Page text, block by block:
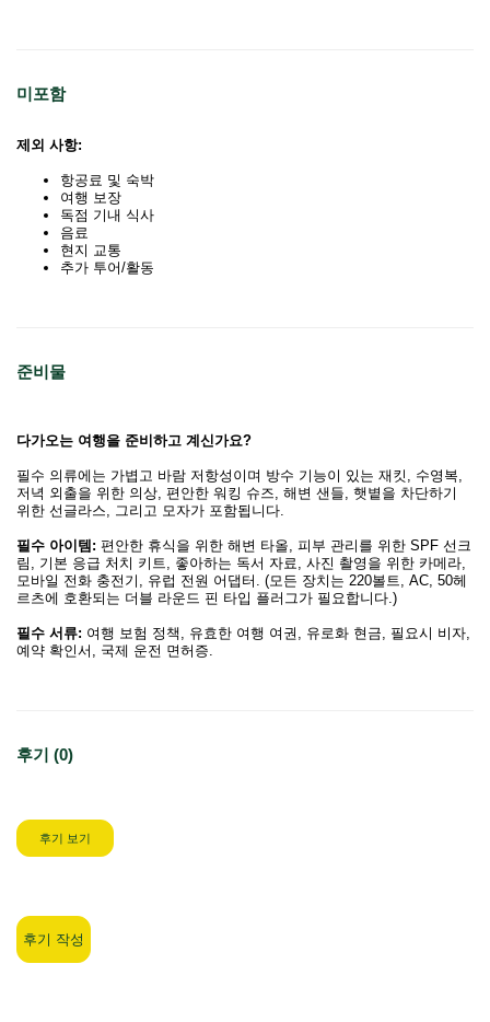
미포함
제외 사항:
항공료 및 숙박
여행 보장
독점 기내 식사
음료
현지 교통
추가 투어/활동
준비물
다가오는 여행을 준비하고 계신가요?
필수 의류에는 가볍고 바람 저항성이며 방수 기능이 있는 재킷, 수영복,
저녁 외출을 위한 의상, 편안한 워킹 슈즈, 해변 샌들, 햇볕을 차단하기
위한 선글라스, 그리고 모자가 포함됩니다.
필수 아이템: 편안한 휴식을 위한 해변 타올, 피부 관리를 위한 SPF 선크
림, 기본 응급 처치 키트, 좋아하는 독서 자료, 사진 촬영을 위한 카메라,
모바일 전화 충전기, 유럽 전원 어댑터. (모든 장치는 220볼트, AC, 50헤
르츠에 호환되는 더블 라운드 핀 타입 플러그가 필요합니다.)
필수 서류: 여행 보험 정책, 유효한 여행 여권, 유로화 현금, 필요시 비자,
예약 확인서, 국제 운전 면허증.
후기 (0)
후기 보기
후기 작성